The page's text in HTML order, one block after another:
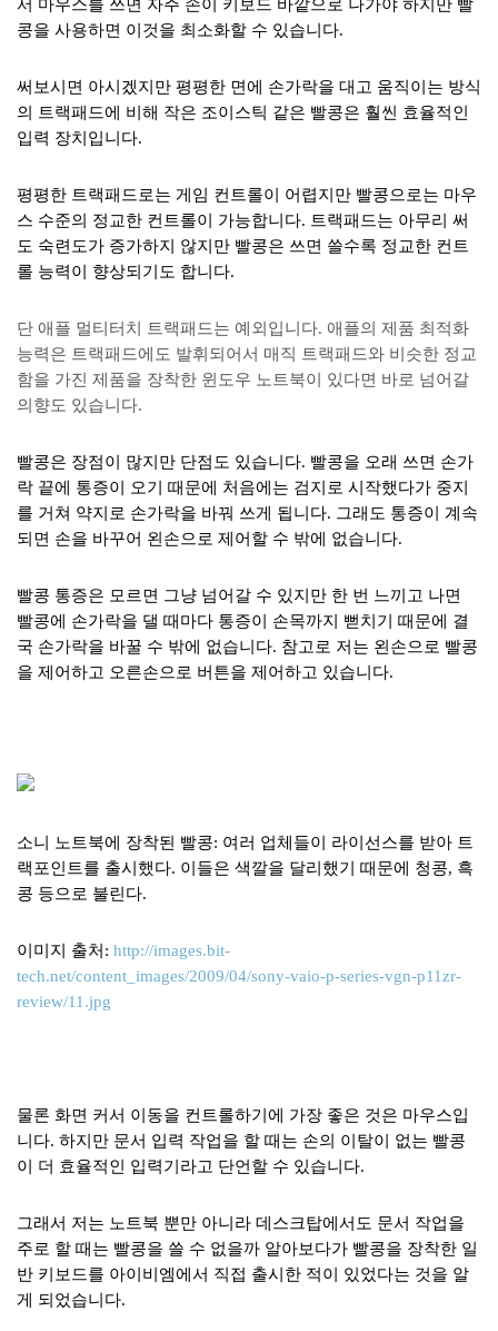
서 마우스를 쓰면 자주 손이 키보드 바깥으로 나가야 하지만 빨
콩을 사용하면 이것을 최소화할 수 있습니다.
써보시면 아시겠지만 평평한 면에 손가락을 대고 움직이는 방식
의 트랙패드에 비해 작은 조이스틱 같은 빨콩은 훨씬 효율적인
입력 장치입니다.
평평한 트랙패드로는 게임 컨트롤이 어렵지만 빨콩으로는 마우
스 수준의 정교한 컨트롤이 가능합니다. 트랙패드는 아무리 써
도 숙련도가 증가하지 않지만 빨콩은 쓰면 쓸수록 정교한 컨트
롤 능력이 향상되기도 합니다.
단 애플 멀티터치 트랙패드는 예외입니다. 애플의 제품 최적화
능력은 트랙패드에도 발휘되어서 매직 트랙패드와 비슷한 정교
함을 가진 제품을 장착한 윈도우 노트북이 있다면 바로 넘어갈
의향도 있습니다.
빨콩은 장점이 많지만 단점도 있습니다. 빨콩을 오래 쓰면 손가
락 끝에 통증이 오기 때문에 처음에는 검지로 시작했다가 중지
를 거쳐 약지로 손가락을 바꿔 쓰게 됩니다. 그래도 통증이 계속
되면 손을 바꾸어 왼손으로 제어할 수 밖에 없습니다.
빨콩 통증은 모르면 그냥 넘어갈 수 있지만 한 번 느끼고 나면
빨콩에 손가락을 댈 때마다 통증이 손목까지 뻗치기 때문에 결
국 손가락을 바꿀 수 밖에 없습니다. 참고로 저는 왼손으로 빨콩
을 제어하고 오른손으로 버튼을 제어하고 있습니다.
소니 노트북에 장착된 빨콩: 여러 업체들이 라이선스를 받아 트
랙포인트를 출시했다. 이들은 색깔을 달리했기 때문에 청콩, 흑
콩 등으로 불린다.
이미지 출처: http://images.bit-
tech.net/content_images/2009/04/sony-vaio-p-series-vgn-p11zr-
review/11.jpg
물론 화면 커서 이동을 컨트롤하기에 가장 좋은 것은 마우스입
니다. 하지만 문서 입력 작업을 할 때는 손의 이탈이 없는 빨콩
이 더 효율적인 입력기라고 단언할 수 있습니다.
그래서 저는 노트북 뿐만 아니라 데스크탑에서도 문서 작업을
주로 할 때는 빨콩을 쓸 수 없을까 알아보다가 빨콩을 장착한 일
반 키보드를 아이비엠에서 직접 출시한 적이 있었다는 것을 알
게 되었습니다.